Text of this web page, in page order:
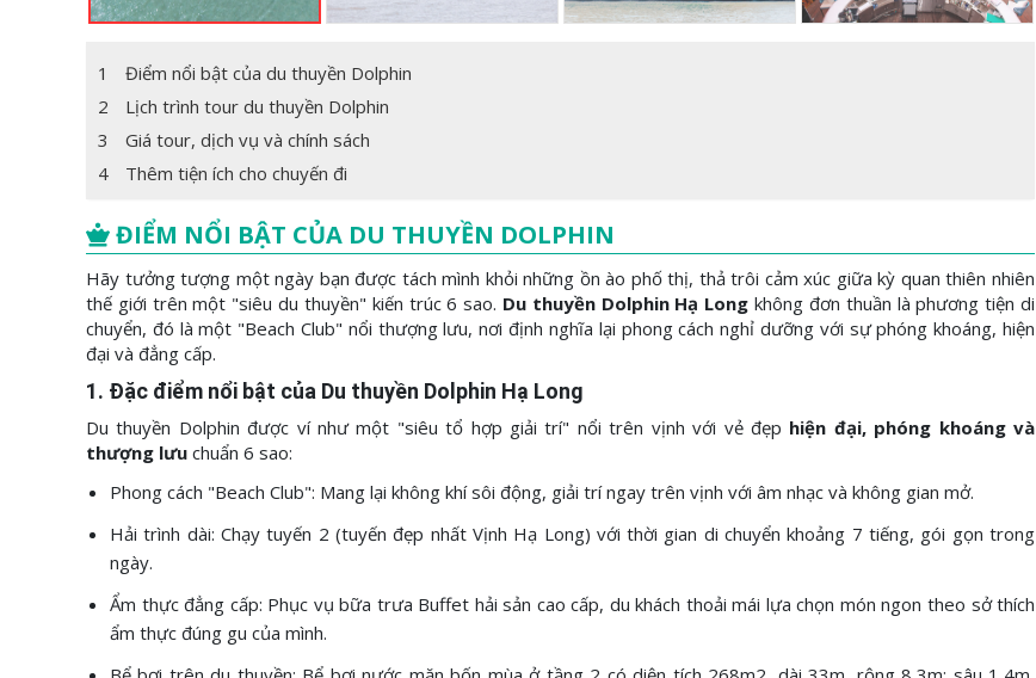
1
Điểm nổi bật của du thuyền Dolphin
2
Lịch trình tour du thuyền Dolphin
3
Giá tour, dịch vụ và chính sách
4
Thêm tiện ích cho chuyến đi
ĐIỂM NỔI BẬT CỦA DU THUYỀN DOLPHIN
Hãy tưởng tượng một ngày bạn được tách mình khỏi những ồn ào phố thị, thả trôi cảm xúc giữa kỳ quan thiên nhiên
thế giới trên một "siêu du thuyền" kiến trúc 6 sao. Du thuyền Dolphin Hạ Long không đơn thuần là phương tiện di
chuyển, đó là một "Beach Club" nổi thượng lưu, nơi định nghĩa lại phong cách nghỉ dưỡng với sự phóng khoáng, hiện
đại và đẳng cấp.
1. Đặc điểm nổi bật của Du thuyền Dolphin Hạ Long
Du thuyền Dolphin được ví như một "siêu tổ hợp giải trí" nổi trên vịnh với vẻ đẹp hiện đại, phóng khoáng và
thượng lưu chuẩn 6 sao:
Phong cách "Beach Club": Mang lại không khí sôi động, giải trí ngay trên vịnh với âm nhạc và không gian mở.
Hải trình dài: Chạy tuyến 2 (tuyến đẹp nhất Vịnh Hạ Long) với thời gian di chuyển khoảng 7 tiếng, gói gọn trong
ngày.
Ẩm thực đẳng cấp: Phục vụ bữa trưa Buffet hải sản cao cấp, du khách thoải mái lựa chọn món ngon theo sở thích
ẩm thực đúng gu của mình.